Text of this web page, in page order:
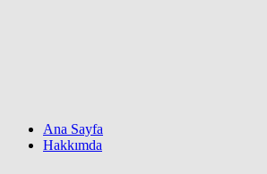
Ana Sayfa
Hakkımda